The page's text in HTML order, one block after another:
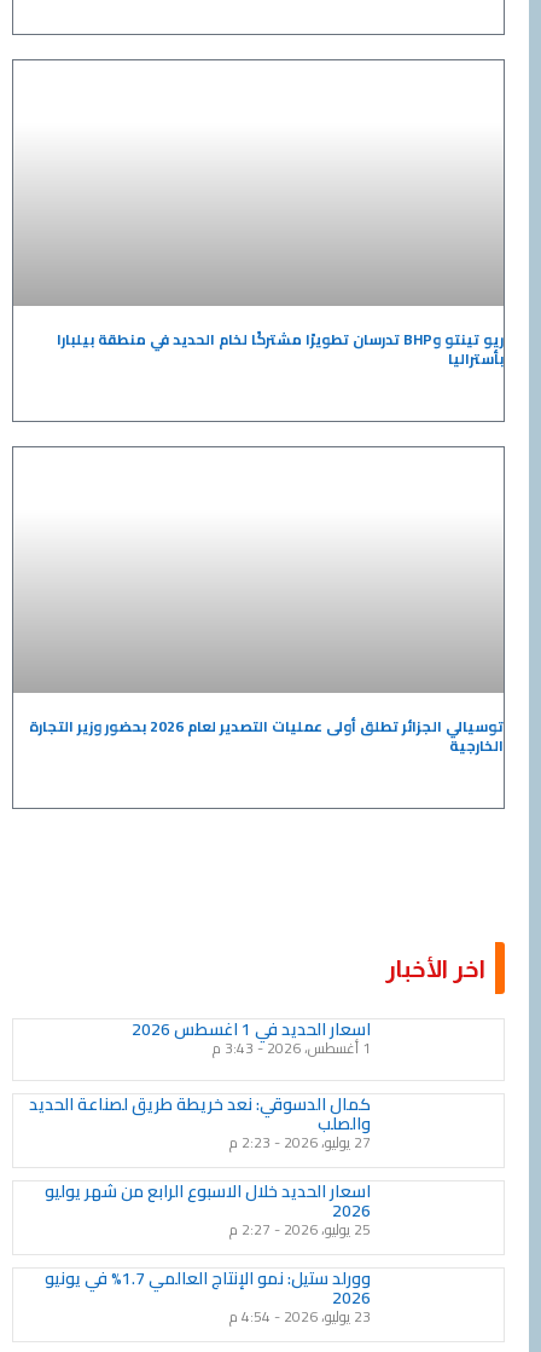
ريو تينتو وBHP تدرسان تطويرًا مشتركًا لخام الحديد في منطقة بيلبارا
توسيالي الجزائر تطلق أولى عمليات التصدير لعام 2026 بحضور وزير التجارة
اسعار الحديد في 1 اغسطس 2026
3:43 م
كمال الدسوقي: نعد خريطة طريق لصناعة الحديد
2:23 م
اسعار الحديد خلال الاسبوع الرابع من شهر يوليو
2:27 م
وورلد ستيل: نمو الإنتاج العالمي 1.7% في يونيو
4:54 م
PagePagePagePagePagePagePagePagePagePage